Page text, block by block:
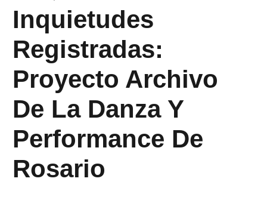
Inquietudes
Registradas:
Proyecto Archivo
De La Danza Y
Performance De
Rosario